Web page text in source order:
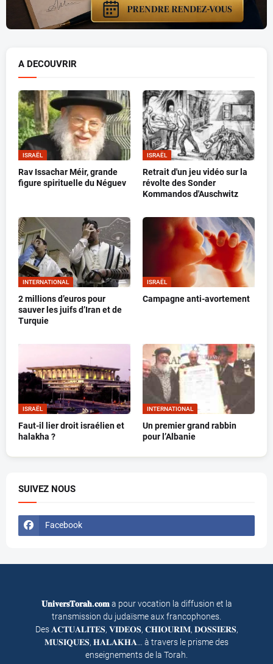
A DECOUVRIR
ISRAËL
Rav Issachar Méir, grande
figure spirituelle du Néguev
ISRAËL
Retrait d'un jeu vidéo sur la
révolte des Sonder
Kommandos d'Auschwitz
INTERNATIONAL
2 millions d’euros pour
sauver les juifs d’Iran et de
Turquie
ISRAËL
Campagne anti-avortement
ISRAËL
Faut-il lier droit israélien et
halakha ?
INTERNATIONAL
Un premier grand rabbin
pour l’Albanie
SUIVEZ NOUS
Facebook
𝐔𝐧𝐢𝐯𝐞𝐫𝐬𝐓𝐨𝐫𝐚𝐡.𝐜𝐨𝐦a pour vocation la diffusion et la
transmission du judaïsme aux francophones.
Des 𝐀𝐂𝐓𝐔𝐀𝐋𝐈𝐓𝐄𝐒, 𝐕𝐈𝐃𝐄𝐎𝐒, 𝐂𝐇𝐈𝐎𝐔𝐑𝐈𝐌, 𝐃𝐎𝐒𝐒𝐈𝐄𝐑𝐒,
𝐌𝐔𝐒𝐈𝐐𝐔𝐄𝐒, 𝐇𝐀𝐋𝐀𝐊𝐇𝐀… à travers le prisme des
enseignements de la Torah.